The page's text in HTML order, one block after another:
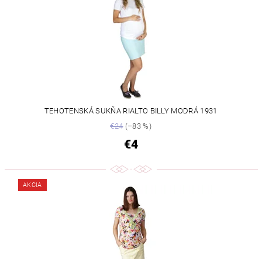
TEHOTENSKÁ SUKŇA RIALTO BILLY MODRÁ 1931
€24(–83 %)
€4
AKCIA